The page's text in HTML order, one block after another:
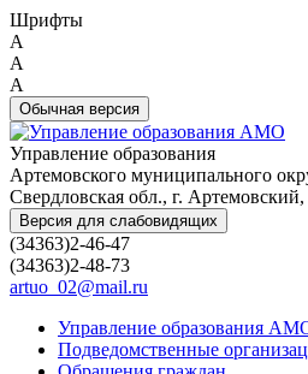
Шрифты
A
A
A
Обычная версия
Управление образования
Артемовского муниципального
Свердловская обл., г.
Версия для слабовидящих
(34363)2-46-47
(34363)2-48-73
artuo_02@mail.ru
Управление образования
Подведомственные